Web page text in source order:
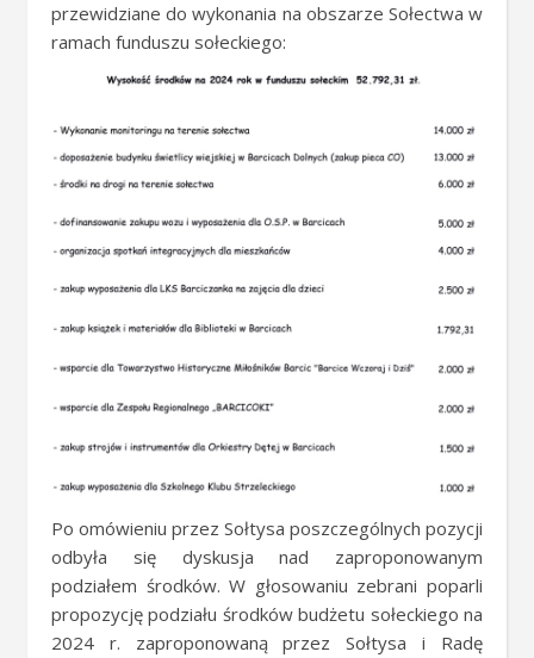
przewidziane do wykonania na obszarze Sołectwa w
ramach funduszu sołeckiego:
Po omówieniu przez Sołtysa poszczególnych pozycji
odbyła się dyskusja nad zaproponowanym
podziałem środków. W głosowaniu zebrani poparli
propozycję podziału środków budżetu sołeckiego na
2024 r. zaproponowaną przez Sołtysa i Radę